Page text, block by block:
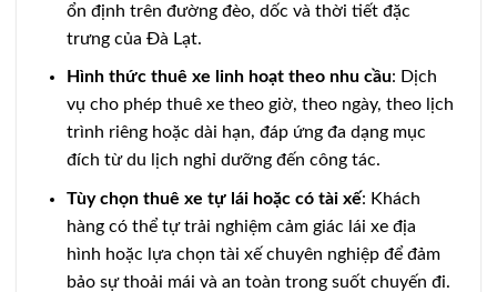
ổn định trên đường đèo, dốc và thời tiết đặc
trưng của Đà Lạt.
Hình thức thuê xe linh hoạt theo nhu cầu: Dịch
vụ cho phép thuê xe theo giờ, theo ngày, theo lịch
trình riêng hoặc dài hạn, đáp ứng đa dạng mục
đích từ du lịch nghỉ dưỡng đến công tác.
Tùy chọn thuê xe tự lái hoặc có tài xế: Khách
hàng có thể tự trải nghiệm cảm giác lái xe địa
hình hoặc lựa chọn tài xế chuyên nghiệp để đảm
bảo sự thoải mái và an toàn trong suốt chuyến đi.